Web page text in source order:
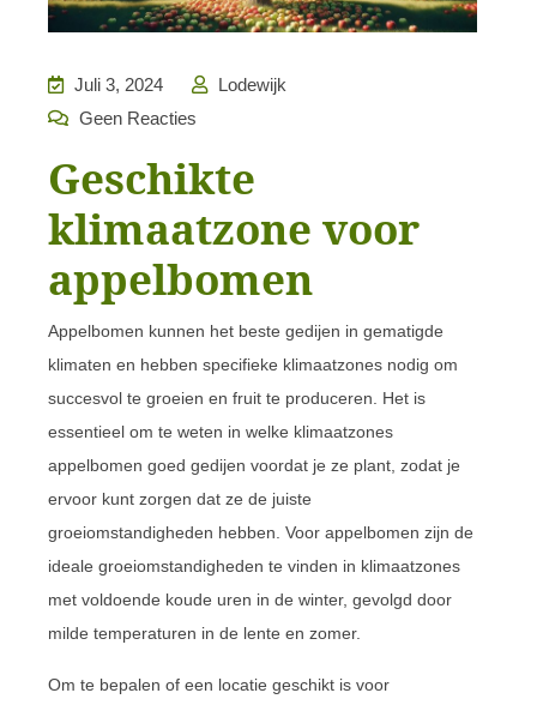
Juli 3, 2024
Lodewijk
Geen Reacties
Geschikte
klimaatzone voor
appelbomen
Appelbomen kunnen het beste gedijen in gematigde
klimaten en hebben specifieke klimaatzones nodig om
succesvol te groeien en fruit te produceren. Het is
essentieel om te weten in welke klimaatzones
appelbomen goed gedijen voordat je ze plant, zodat je
ervoor kunt zorgen dat ze de juiste
groeiomstandigheden hebben. Voor appelbomen zijn de
ideale groeiomstandigheden te vinden in klimaatzones
met voldoende koude uren in de winter, gevolgd door
milde temperaturen in de lente en zomer.
Om te bepalen of een locatie geschikt is voor